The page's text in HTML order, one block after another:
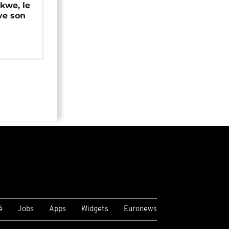
le
son
Jobs Apps Widgets Euronews